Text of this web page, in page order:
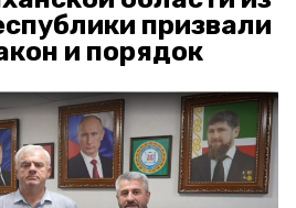
призвали
и порядок